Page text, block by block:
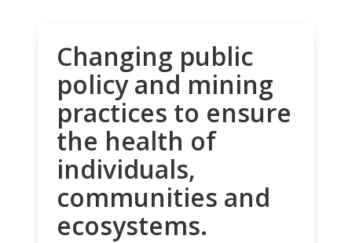
Changing public
policy and mining
practices to ensure
the health of
individuals,
communities and
ecosystems.